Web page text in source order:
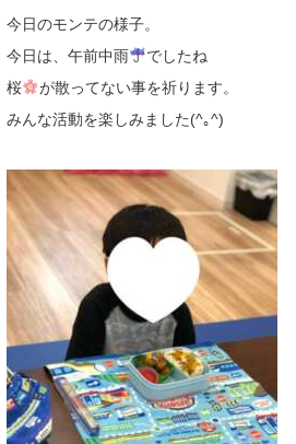
今日のモンテの様子。
今日は、午前中雨
でしたね
桜
が散ってない事を祈ります。
みんな活動を楽しみました(^｡^)